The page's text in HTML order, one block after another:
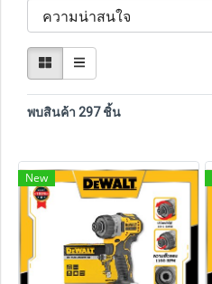
พบสินค้า 297 ชิ้น
New